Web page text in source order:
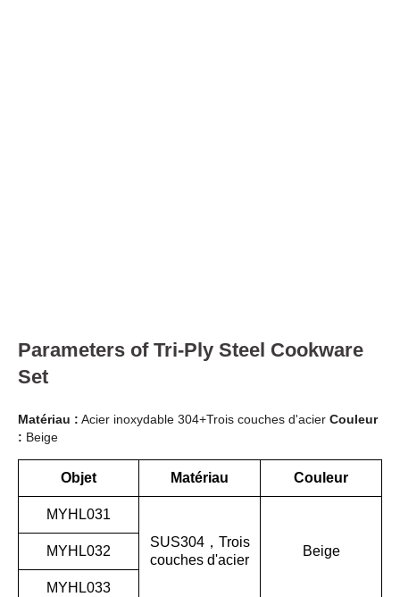
Parameters of Tri-Ply Steel Cookware
Set
Matériau : Acier inoxydable 304+Trois couches d'acier Couleur
: Beige
Objet Matériau Couleur
MYHL031
SUS304，Trois
couches d'acier
Beige
MYHL032
MYHL033